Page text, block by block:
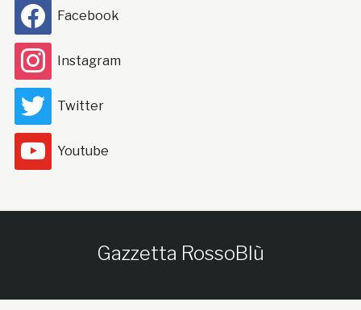
Facebook
Instagram
Twitter
Youtube
Gazzetta RossoBlù